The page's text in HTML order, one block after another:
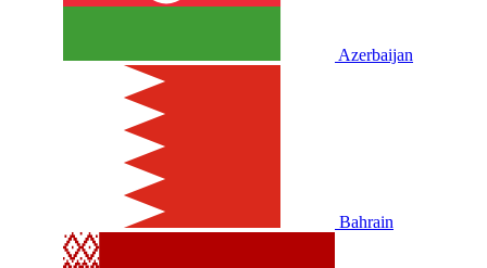
Azerbaijan
Bahrain